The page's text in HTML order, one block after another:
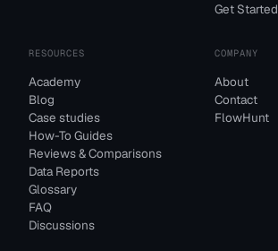
Get Started
RESOURCES
Academy
Blog
Case studies
How-To Guides
Reviews & Comparisons
Data Reports
Glossary
FAQ
Discussions
COMPANY
About
Contact
FlowHunt